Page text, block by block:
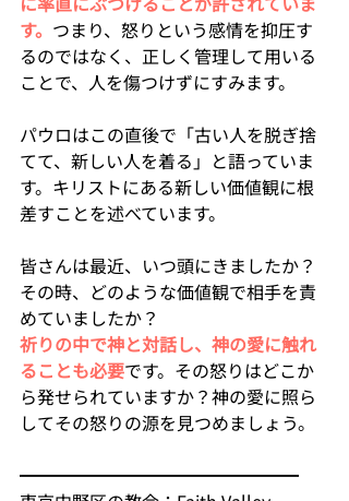
す。 つまり、怒りという感情を抑圧す
るのではなく、正しく管理して用いる
ことで、人を傷つけずにすみます。
パウロはこの直後で「古い人を脱ぎ捨
てて、新しい人を着る」と語っていま
す。キリストにある新しい価値観に根
差すことを述べています。
皆さんは最近、いつ頭にきましたか？
その時、どのような価値観で相手を責
めていましたか？
祈りの中で神と対話し、神の愛に触れ
ることも必要です。その怒りはどこか
ら発せられていますか？神の愛に照ら
してその怒りの源を見つめましょう。
━━━━━━━━━━━━━━━━